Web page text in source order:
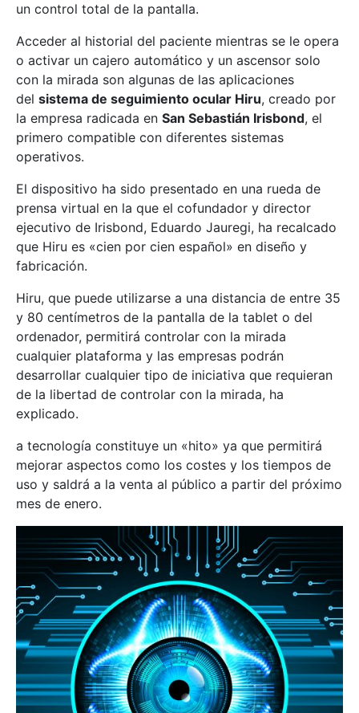
un control total de la pantalla.
Acceder al historial del paciente mientras se le opera
o activar un cajero automático y un ascensor solo
con la mirada son algunas de las aplicaciones
del sistema de seguimiento ocular Hiru, creado por
la empresa radicada en San Sebastián Irisbond, el
primero compatible con diferentes sistemas
operativos.
El dispositivo ha sido presentado en una rueda de
prensa virtual en la que el cofundador y director
ejecutivo de Irisbond, Eduardo Jauregi, ha recalcado
que Hiru es «cien por cien español» en diseño y
fabricación.
Hiru, que puede utilizarse a una distancia de entre 35
y 80 centímetros de la pantalla de la tablet o del
ordenador, permitirá controlar con la mirada
cualquier plataforma y las empresas podrán
desarrollar cualquier tipo de iniciativa que requieran
de la libertad de controlar con la mirada, ha
explicado.
a tecnología constituye un «hito» ya que permitirá
mejorar aspectos como los costes y los tiempos de
uso y saldrá a la venta al público a partir del próximo
mes de enero.